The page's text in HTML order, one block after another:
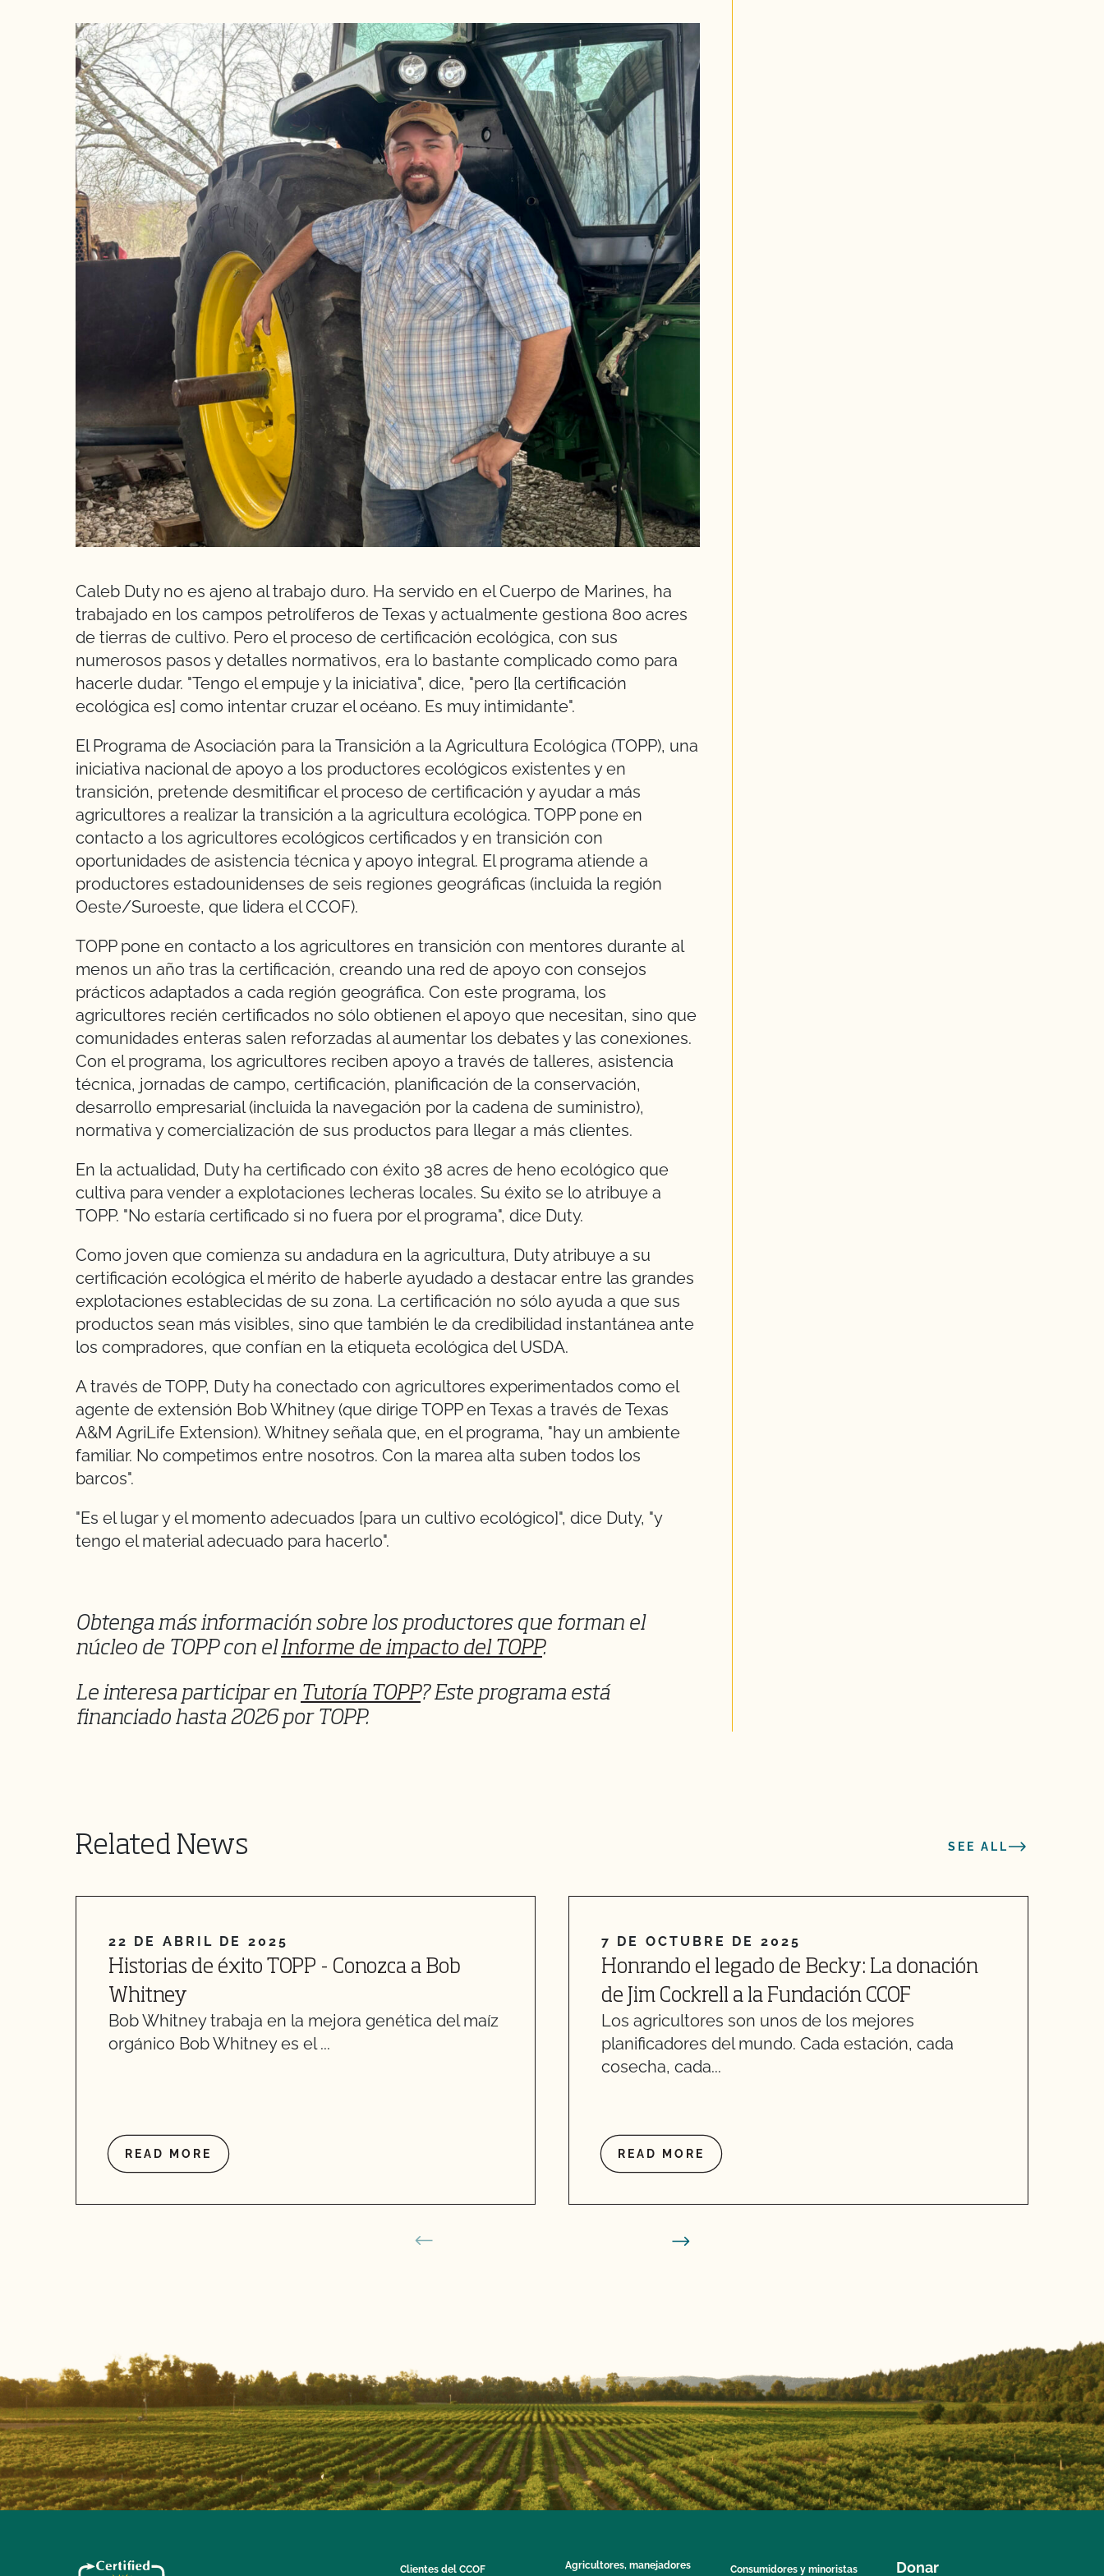
Caleb Duty no es ajeno al trabajo duro. Ha servido en el Cuerpo de Marines, ha
trabajado en los campos petrolíferos de Texas y actualmente gestiona 800 acres
de tierras de cultivo. Pero el proceso de certificación ecológica, con sus
numerosos pasos y detalles normativos, era lo bastante complicado como para
hacerle dudar. "Tengo el empuje y la iniciativa", dice, "pero [la certificación
ecológica es] como intentar cruzar el océano. Es muy intimidante".
El Programa de Asociación para la Transición a la Agricultura Ecológica (TOPP), una
iniciativa nacional de apoyo a los productores ecológicos existentes y en
transición, pretende desmitificar el proceso de certificación y ayudar a más
agricultores a realizar la transición a la agricultura ecológica. TOPP pone en
contacto a los agricultores ecológicos certificados y en transición con
oportunidades de asistencia técnica y apoyo integral. El programa atiende a
productores estadounidenses de seis regiones geográficas (incluida la región
Oeste/Suroeste, que lidera el CCOF).
TOPP pone en contacto a los agricultores en transición con mentores durante al
menos un año tras la certificación, creando una red de apoyo con consejos
prácticos adaptados a cada región geográfica. Con este programa, los
agricultores recién certificados no sólo obtienen el apoyo que necesitan, sino que
comunidades enteras salen reforzadas al aumentar los debates y las conexiones.
Con el programa, los agricultores reciben apoyo a través de talleres, asistencia
técnica, jornadas de campo, certificación, planificación de la conservación,
desarrollo empresarial (incluida la navegación por la cadena de suministro),
normativa y comercialización de sus productos para llegar a más clientes.
En la actualidad, Duty ha certificado con éxito 38 acres de heno ecológico que
cultiva para vender a explotaciones lecheras locales. Su éxito se lo atribuye a
TOPP. "No estaría certificado si no fuera por el programa", dice Duty.
Como joven que comienza su andadura en la agricultura, Duty atribuye a su
certificación ecológica el mérito de haberle ayudado a destacar entre las grandes
explotaciones establecidas de su zona. La certificación no sólo ayuda a que sus
productos sean más visibles, sino que también le da credibilidad instantánea ante
los compradores, que confían en la etiqueta ecológica del USDA.
A través de TOPP, Duty ha conectado con agricultores experimentados como el
agente de extensión Bob Whitney (que dirige TOPP en Texas a través de Texas
A&M AgriLife Extension). Whitney señala que, en el programa, "hay un ambiente
familiar. No competimos entre nosotros. Con la marea alta suben todos los
barcos".
"Es el lugar y el momento adecuados [para un cultivo ecológico]", dice Duty, "y
tengo el material adecuado para hacerlo".
Obtenga más información sobre los productores que forman el
núcleo de TOPP con el Informe de impacto del TOPP.
Le interesa participar en Tutoría TOPP? Este programa está
financiado hasta 2026 por TOPP.
Related News SEE ALL
22 DE ABRIL DE 2025
Historias de éxito TOPP - Conozca a Bob
Whitney
Bob Whitney trabaja en la mejora genética del maíz
orgánico Bob Whitney es el ...
READ MORE
7 DE OCTUBRE DE 2025
Honrando el legado de Becky: La donación
de Jim Cockrell a la Fundación CCOF
Los agricultores son unos de los mejores
planificadores del mundo. Cada estación, cada
cosecha, cada...
READ MORE
Clientes del CCOF Agricultores, manejadores Consumidores y minoristas Donar